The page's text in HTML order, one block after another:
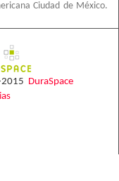
Ciudad de México.
DuraSpace